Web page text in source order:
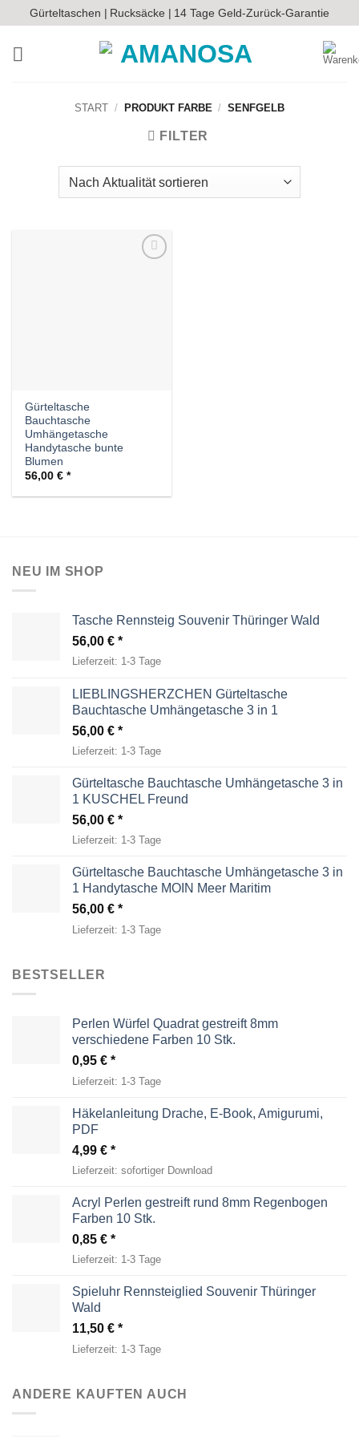
Inhalt
springen
Gürteltaschen | Rucksäcke | 14 Tage Geld-Zurück-Garantie
START / PRODUKT FARBE / SENFGELB
FILTER
Gürteltasche
Bauchtasche
Umhängetasche
Handytasche bunte
Blumen
56,00€
NEU IM SHOP
Tasche Rennsteig Souvenir Thüringer Wald
56,00 €
Lieferzeit: 1-3 Tage
LIEBLINGSHERZCHEN Gürteltasche
Bauchtasche Umhängetasche 3 in 1
56,00 €
Lieferzeit: 1-3 Tage
Gürteltasche Bauchtasche Umhängetasche 3 in
1 KUSCHEL Freund
56,00 €
Lieferzeit: 1-3 Tage
Gürteltasche Bauchtasche Umhängetasche 3 in
1 Handytasche MOIN Meer Maritim
56,00 €
Lieferzeit: 1-3 Tage
BESTSELLER
Perlen Würfel Quadrat gestreift 8mm
verschiedene Farben 10 Stk.
0,95 €
Lieferzeit: 1-3 Tage
Häkelanleitung Drache, E-Book, Amigurumi,
PDF
4,99 €
Lieferzeit: sofortiger Download
Acryl Perlen gestreift rund 8mm Regenbogen
Farben 10 Stk.
0,85 €
Lieferzeit: 1-3 Tage
Spieluhr Rennsteiglied Souvenir Thüringer
Wald
11,50 €
Lieferzeit: 1-3 Tage
ANDERE KAUFTEN AUCH